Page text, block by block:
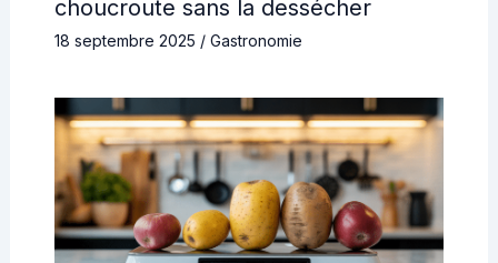
choucroute sans la dessécher
18 septembre 2025 / Gastronomie